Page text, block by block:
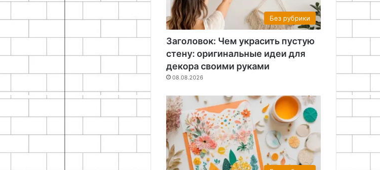
Без рубрики
Заголовок: Чем украсить пустую
стену: оригинальные идеи для
декора своими руками
08.08.2026